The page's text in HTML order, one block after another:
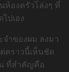
ห้องครัวโล่งๆ ที่
ปเอง
จำของผม ลงมา
คราวนี้เห็นชัด
น ที่สำคัญคือ